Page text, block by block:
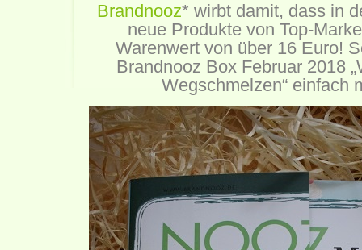
Brandnooz* wirbt damit, dass in
neue Produkte von Top-
Warenwert von über 16 Euro!
Brandnooz Box Februar 2018
Wegschmelzen“ einfach